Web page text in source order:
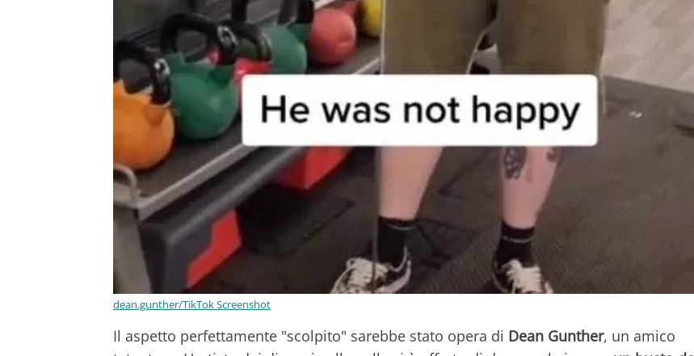
dean.gunther/TikTok Screenshot
Il aspetto perfettamente "scolpito" sarebbe stato opera di Dean Gunther, un amico